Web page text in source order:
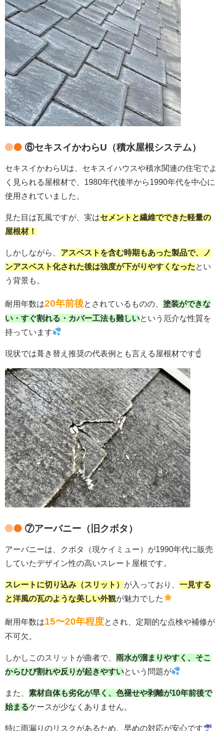
⑥セキスイかわらU（積水屋根システム）
セキスイかわらUは、セキスイハウスや積水関連の住宅でよ
く見られる屋根材で、1980年代後半から1990年代を中心に
使用されていました。
見た目は瓦風ですが、実はセメントと繊維でできた軽量の
屋根材！
しかしながら、 アスベストを含む時期もあった製品で、ノ
ンアスベスト化された後は強度が下がりやすくなったとい
う背景も。
耐用年数は20年前後とされているものの、 塗装ができな
い・すぐ割れる・カバー工法も難しいという厄介な性質を
持っています
現状では葺き替え推奨の代表例とも言える屋根材です☝️
⑦アーバニー（旧クボタ）
アーバニーは、クボタ（現ケイミュー）が1990年代に販売
していたデザイン性の高いスレート屋根です。
スレートに切り込み（スリット） が入っており、 一見する
と洋風の瓦のような美しい外観が魅力でした
耐用年数は15〜20年程度とされ、定期的な点検や補修が
不可欠。
しかしこのスリットが曲者で、 雨水が溜まりやすく、そこ
からひび割れや反りが起きやすいという問題が
また、 素材自体も劣化が早く、色褪せや剥離が10年前後で
始まるケースが少なくありません。
特に雨漏りのリスクがあるため、早めの対応が安心です